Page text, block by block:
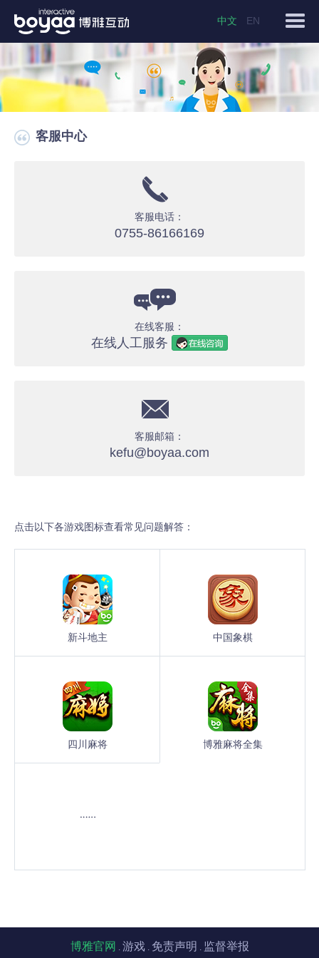
中文 EN
客服中心
客服电话：
0755-86166169
在线客服：
在线人工服务
客服邮箱：
kefu@boyaa.com
点击以下各游戏图标查看常见问题解答：
新斗地主 中国象棋
四川麻将 博雅麻将全集
博雅官网 . 游戏. 免责声明 . 监督举报